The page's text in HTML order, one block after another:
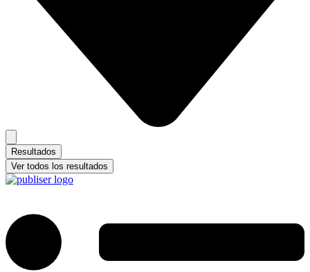
Resultados
Ver todos los resultados